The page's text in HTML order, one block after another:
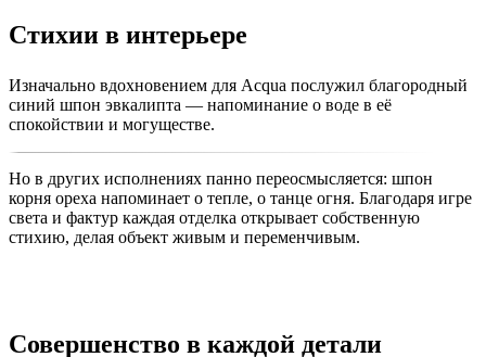
Стихии в интерьере
Изначально вдохновением для Acqua послужил благородный
синий шпон эвкалипта — напоминание о воде в её
спокойствии и могуществе.
Но в других исполнениях панно переосмысляется: шпон
корня ореха напоминает о тепле, о танце огня. Благодаря игре
света и фактур каждая отделка открывает собственную
стихию, делая объект живым и переменчивым.
Совершенство в каждой детали